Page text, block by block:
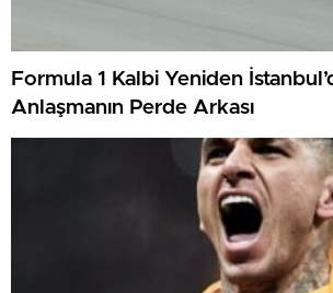
Formula 1 Kalbi Yeniden
Anlaşmanın Perde Arkası